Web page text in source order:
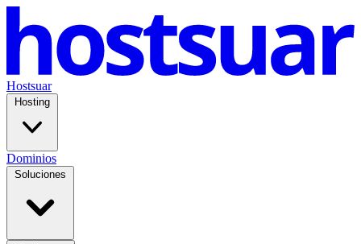
Hostsuar
Hosting
Dominios
Soluciones